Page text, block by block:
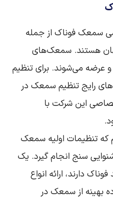
سمعک فوناک از جمله
هستند. سمعک‌های
و عرضه می‌شوند. برای تنظیم
رایج تنظیم سمعک در
این شرکت با
که تنظیمات اولیه سمعک
سنج انجام گیرد. یک
دارند، ارائه انواع
بهینه از سمعک در